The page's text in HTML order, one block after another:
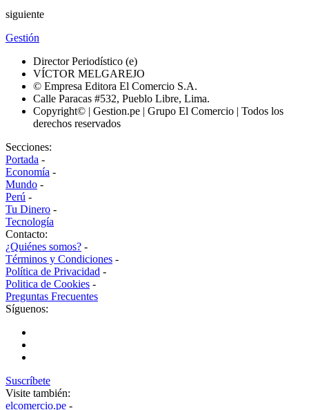
siguiente
Gestión
Director Periodístico (e)
VÍCTOR MELGAREJO
© Empresa Editora El Comercio S.A.
Calle Paracas #532, Pueblo Libre, Lima.
Copyright© | Gestion.pe | Grupo El Comercio | Todos los
derechos reservados
Secciones:
Portada -
Economía -
Mundo -
Perú -
Tu Dinero -
Tecnología
Contacto:
¿Quiénes somos? -
Términos y Condiciones -
Política de Privacidad -
Politica de Cookies -
Preguntas Frecuentes
Síguenos:
Suscríbete
Visite también:
elcomercio.pe -